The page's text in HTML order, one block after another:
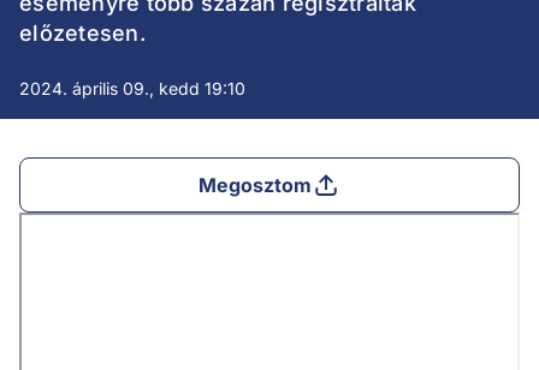
előzetesen.
2024. április 09., kedd 19:10
Megosztom